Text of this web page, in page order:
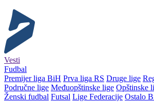
Vesti
Fudbal
Premijer liga BiH Prva liga RS Druge lige
Područne lige Međuopštinske lige Opštinske
Ženski fudbal Futsal Lige Federacije Ostalo